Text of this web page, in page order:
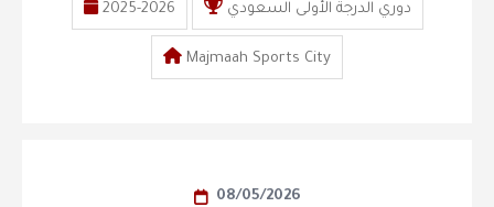
2025-2026 دوري الدرجة الأولى السعودي
Majmaah Sports City
08/05/2026